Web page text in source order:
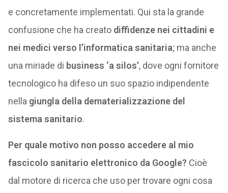
e concretamente implementati. Qui sta la grande
confusione che ha creato diffidenze nei cittadini e
nei medici verso l’informatica sanitaria; ma anche
una miriade di business ‘a silos’, dove ogni fornitore
tecnologico ha difeso un suo spazio indipendente
nella giungla della dematerializzazione del
sistema sanitario.
Per quale motivo non posso accedere al mio
fascicolo sanitario elettronico da Google? Cioè
dal motore di ricerca che uso per trovare ogni cosa